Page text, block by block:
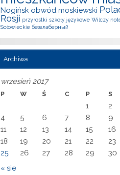
Nogińsk obwód moskiewski
Rosji przyrostki szkoły językowe Wilczy
Sołowieckie безалаберный
Archiwa
wrzesień 2017
P W Ś C P S
« sie
1 2
4
5 6 7 8 9
11
12 13 14 15 16
18
19 20 21 22 23
25
26 27 28 29 30